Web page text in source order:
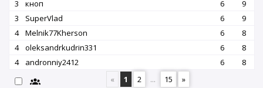
3 кноп 6
9
3
SuperVlad 6
9
4
Melnik77Kherson 6
8
4
oleksandrkudrin331 6
8
4
andronniy2412 6
8
«
1 2 ... 15 »